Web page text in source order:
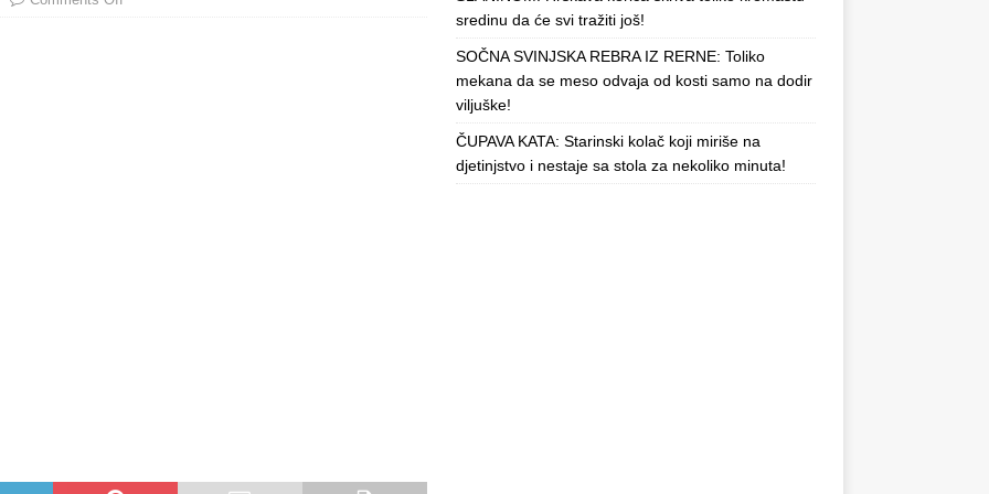
sredinu da će svi tražiti još!
SOČNA SVINJSKA REBRA IZ RERNE: Toliko
mekana da se meso odvaja od kosti samo na dodir
viljuške!
ČUPAVA KATA: Starinski kolač koji miriše na
djetinjstvo i nestaje sa stola za nekoliko minuta!